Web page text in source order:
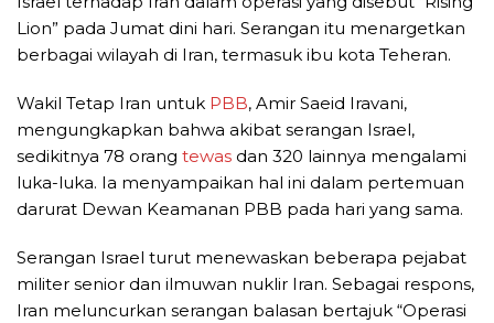
Lion” pada Jumat dini hari. Serangan itu menargetkan
berbagai wilayah di Iran, termasuk ibu kota Teheran.
Wakil Tetap Iran untuk PBB, Amir Saeid Iravani,
mengungkapkan bahwa akibat serangan Israel,
sedikitnya 78 orang tewas dan 320 lainnya mengalami
luka-luka. Ia menyampaikan hal ini dalam pertemuan
darurat Dewan Keamanan PBB pada hari yang sama.
Serangan Israel turut menewaskan beberapa pejabat
militer senior dan ilmuwan nuklir Iran. Sebagai respons,
Iran meluncurkan serangan balasan bertajuk “Operasi